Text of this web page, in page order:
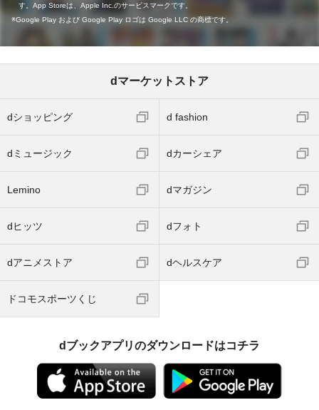
す。App Storeは、Apple Inc.のサービスマークです。
Google Play および Google Play ロゴは Google LLC の商標です。
dマーケットストア
dショッピング d fashion
dミュージック dカーシェア
Lemino dマガジン
dヒッツ dフォト
dアニメストア dヘルスケア
ドコモスポーツくじ
dブックアプリのダウンロードはコチラ